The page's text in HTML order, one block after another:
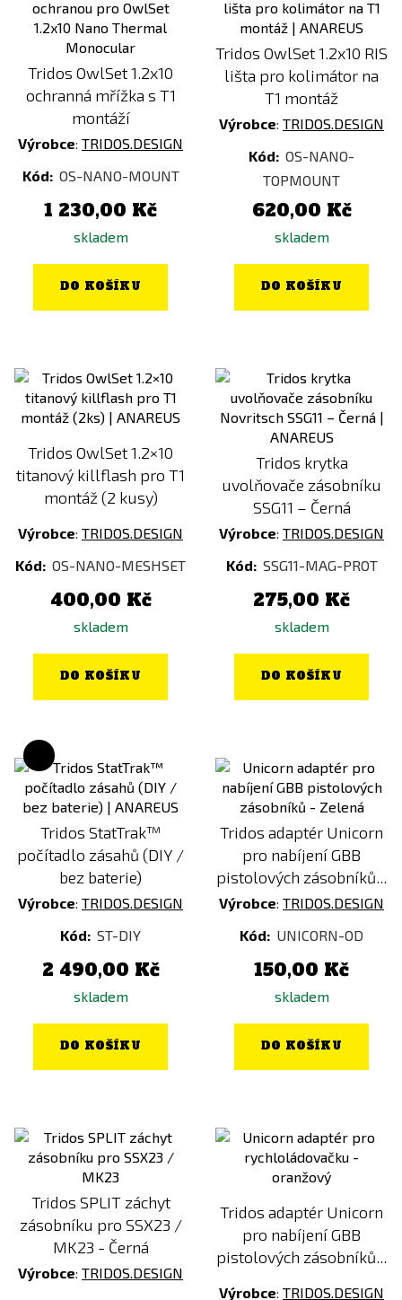
Tridos OwlSet 1.2x10
ochranná mřížka s T1
montáží
Výrobce: TRIDOS.DESIGN
Kód: OS-NANO-MOUNT
1 230,00 Kč
skladem
DO KOŠÍKU
Tridos OwlSet 1.2x10 RIS
lišta pro kolimátor na
T1 montáž
Výrobce: TRIDOS.DESIGN
Kód: OS-NANO-
TOPMOUNT
620,00 Kč
skladem
DO KOŠÍKU
Tridos OwlSet 1.2×10
titanový killflash pro T1
montáž (2 kusy)
Výrobce: TRIDOS.DESIGN
Kód: OS-NANO-MESHSET
400,00 Kč
skladem
DO KOŠÍKU
Tridos krytka
uvolňovače zásobníku
SSG11 – Černá
Výrobce: TRIDOS.DESIGN
Kód: SSG11-MAG-PROT
275,00 Kč
skladem
DO KOŠÍKU
Tridos StatTrak™
počítadlo zásahů (DIY /
bez baterie)
Výrobce: TRIDOS.DESIGN
Kód: ST-DIY
2 490,00 Kč
skladem
DO KOŠÍKU
Tridos adaptér Unicorn
pro nabíjení GBB
pistolových zásobníků...
Výrobce: TRIDOS.DESIGN
Kód: UNICORN-OD
150,00 Kč
skladem
DO KOŠÍKU
Tridos SPLIT záchyt
zásobníku pro SSX23 /
MK23 - Černá
Výrobce: TRIDOS.DESIGN
Tridos adaptér Unicorn
pro nabíjení GBB
pistolových zásobníků...
Výrobce: TRIDOS.DESIGN